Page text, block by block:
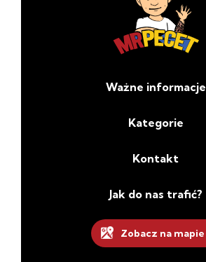
Ważne informacje
Kategorie
Kontakt
Jak do nas trafić?
Zobacz na mapie